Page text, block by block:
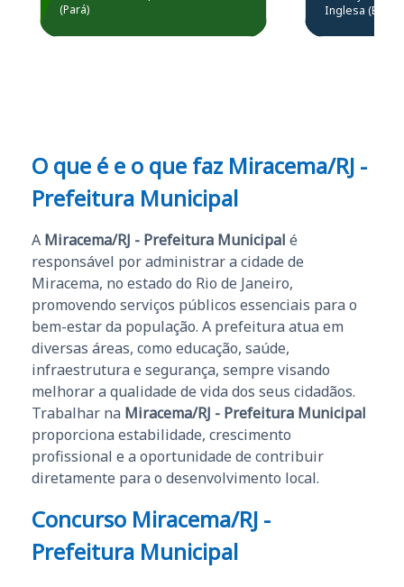
Prefeitura de Santarém.
(Pará)
questões.”
Inglesa (Edital
O que é e o que faz Miracema/RJ -
Prefeitura Municipal
A Miracema/RJ - Prefeitura Municipal é
responsável por administrar a cidade de
Miracema, no estado do Rio de Janeiro,
promovendo serviços públicos essenciais para o
bem-estar da população. A prefeitura atua em
diversas áreas, como educação, saúde,
infraestrutura e segurança, sempre visando
melhorar a qualidade de vida dos seus cidadãos.
Trabalhar na Miracema/RJ - Prefeitura Municipal
proporciona estabilidade, crescimento
profissional e a oportunidade de contribuir
diretamente para o desenvolvimento local.
Concurso Miracema/RJ -
Prefeitura Municipal